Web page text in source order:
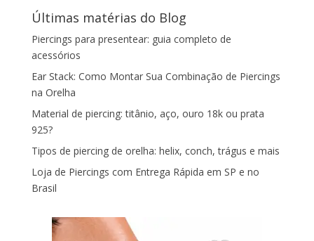
Últimas matérias do Blog
Piercings para presentear: guia completo de
acessórios
Ear Stack: Como Montar Sua Combinação de Piercings
na Orelha
Material de piercing: titânio, aço, ouro 18k ou prata
925?
Tipos de piercing de orelha: helix, conch, trágus e mais
Loja de Piercings com Entrega Rápida em SP e no
Brasil